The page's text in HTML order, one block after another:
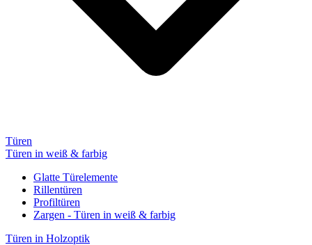
Türen
Türen in weiß & farbig
Glatte Türelemente
Rillentüren
Profiltüren
Zargen - Türen in weiß & farbig
Türen in Holzoptik